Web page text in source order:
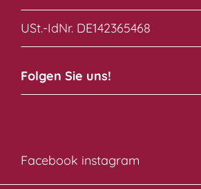
USt.-IdNr. DE142365468
Folgen Sie uns!
Facebook instagram